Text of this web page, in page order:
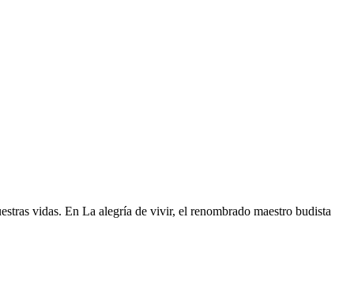
vidas. En La alegría de vivir, el renombrado maestro budista